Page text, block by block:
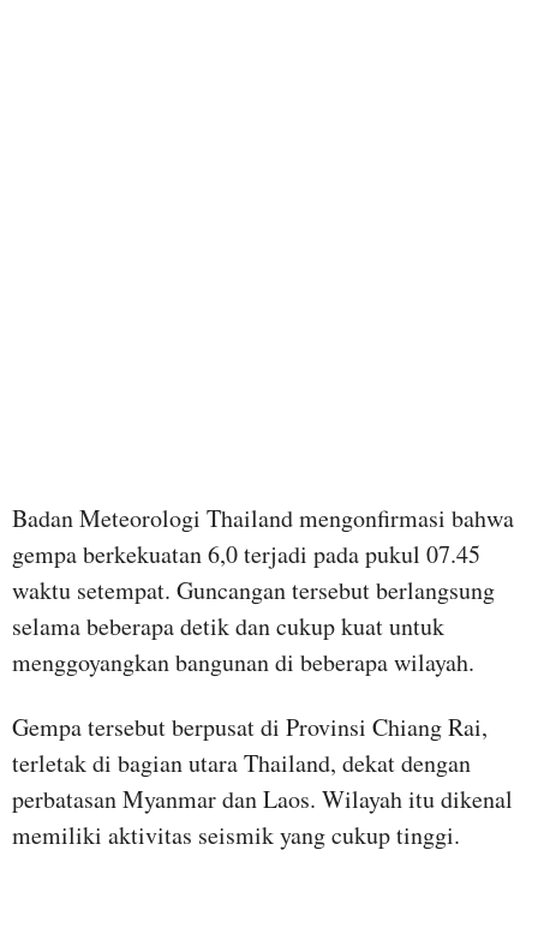
Badan Meteorologi Thailand mengonfirmasi bahwa
gempa berkekuatan 6,0 terjadi pada pukul 07.45
waktu setempat. Guncangan tersebut berlangsung
selama beberapa detik dan cukup kuat untuk
menggoyangkan bangunan di beberapa wilayah.
Gempa tersebut berpusat di Provinsi Chiang Rai,
terletak di bagian utara Thailand, dekat dengan
perbatasan Myanmar dan Laos. Wilayah itu dikenal
memiliki aktivitas seismik yang cukup tinggi.